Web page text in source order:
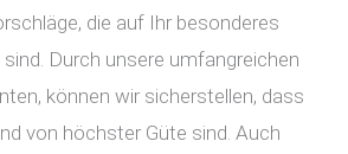
die auf Ihr besonderes
Durch unsere umfangreichen
können wir sicherstellen, dass
von höchster Güte sind. Auch